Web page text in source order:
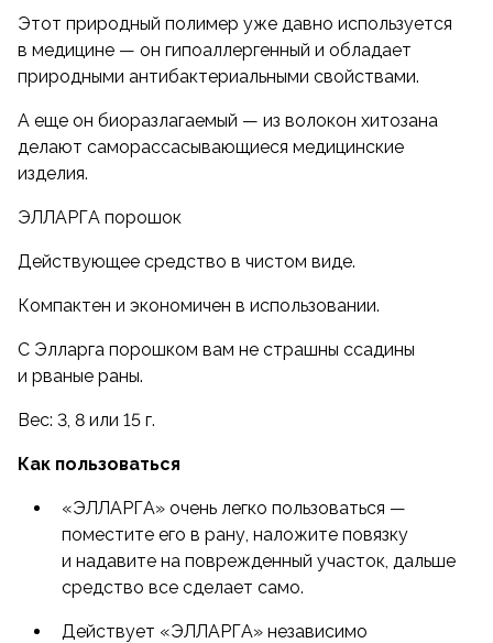
Этот природный полимер уже давно используется
в медицине — он гипоаллергенный и обладает
природными антибактериальными свойствами.
А еще он биоразлагаемый — из волокон хитозана
делают саморассасывающиеся медицинские
изделия.
ЭЛЛАРГА порошок
Действующее средство в чистом виде.
Компактен и экономичен в использовании.
С Элларга порошком вам не страшны ссадины
и рваные раны.
Вес: 3, 8 или 15 г.
Как пользоваться
«ЭЛЛАРГА» очень легко пользоваться —
поместите его в рану, наложите повязку
и надавите на поврежденный участок, дальше
средство все сделает само.
Действует «ЭЛЛАРГА» независимо